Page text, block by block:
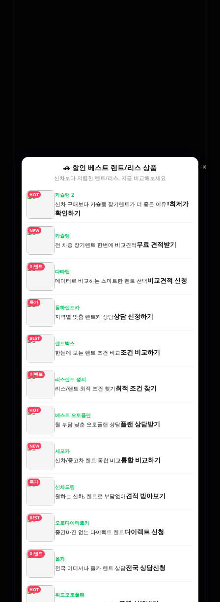
×
🚗 할인 베스트 렌트/리스 상품
신차보다 저렴한 렌트/리스, 지금 비교해보세요
HOT 카슐랭 2
신차 구매보다 카슐랭 장기렌트가 더 좋은 이유!!최저가
확인하기
NEW
카슐랭
전 차종 장기렌트 한번에 비교견적무료 견적받기
이벤트
다타랩
데이터로 비교하는 스마트한 렌트 선택비교견적 신청
특가
동하렌트카
지역별 맞춤 렌트카 상담상담 신청하기
BEST
렌트박스
한눈에 보는 렌트 조건 비교조건 비교하기
이벤트
리스렌트 성지
리스/렌트 최적 조건 찾기최적 조건 찾기
HOT
베스트 오토플랜
월 부담 낮춘 오토플랜 상담플랜 상담받기
NEW
세모카
신차/중고차 렌트 통합 비교통합 비교하기
특가
신차드림
원하는 신차, 렌트로 부담없이견적 받아보기
BEST
오토다이렉트카
중간마진 없는 다이렉트 렌트 다이렉트 신청
이벤트
올카
전국 어디서나 올카 렌트 상담전국 상담신청
HOT
위드오토플랜